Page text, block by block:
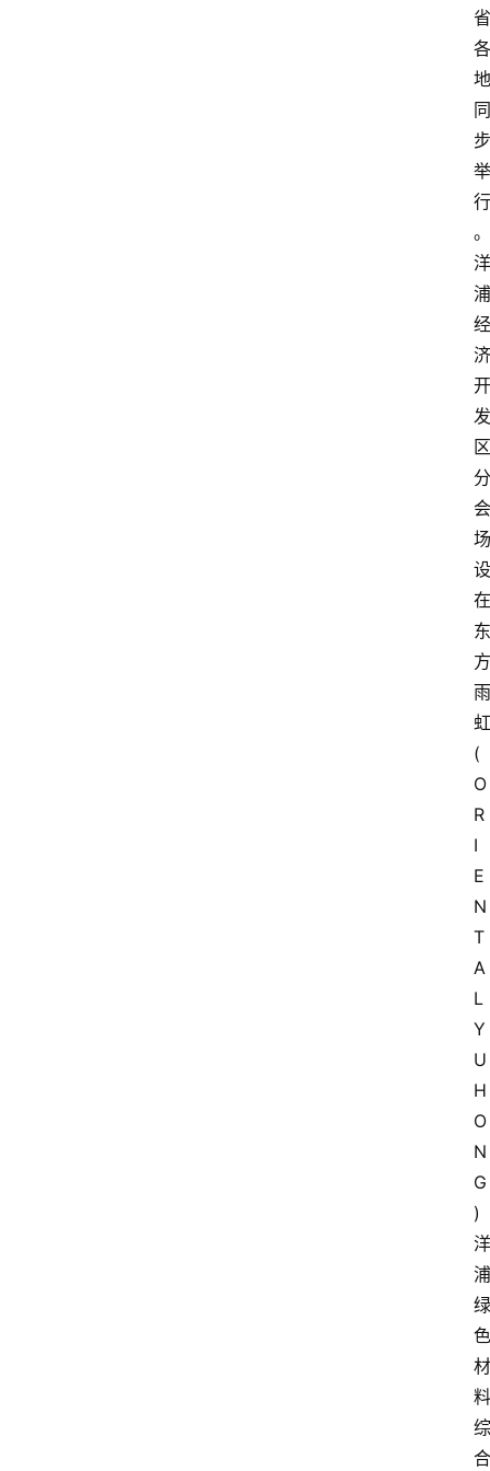
省
各
地
同
步
举
行
。
洋
浦
经
济
开
发
区
分
会
场
设
在
东
方
雨
虹
(
O
R
I
E
N
T
A
L
Y
U
H
O
N
G
)
洋
浦
绿
色
材
料
综
合